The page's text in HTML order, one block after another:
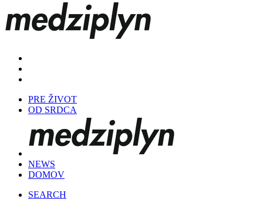
PRE ŽIVOT
OD SRDCA
NEWS
DOMOV
SEARCH